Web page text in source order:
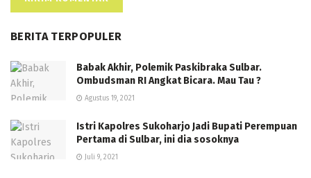
BERITA TERPOPULER
Babak Akhir, Polemik Paskibraka Sulbar.
Ombudsman RI Angkat Bicara. Mau Tau ?
Agustus 19, 2021
Istri Kapolres Sukoharjo Jadi Bupati Perempuan
Pertama di Sulbar, ini dia sosoknya
Juli 9, 2021